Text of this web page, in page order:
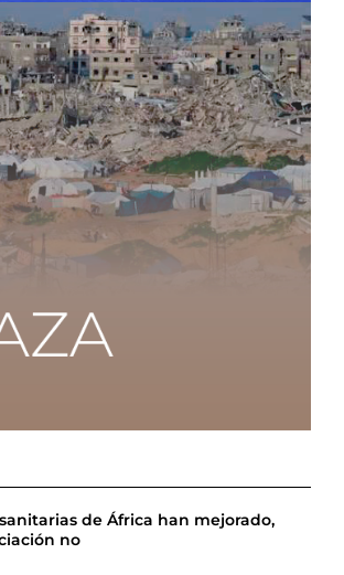
de África han mejorado,
no